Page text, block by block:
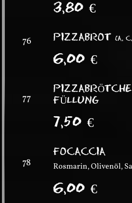
3,80€
76 PIZZABROT(A,
6,00€
77
FÜLLUNG
7,50€
78
FOCACCIA
Rosmarin, Olivenöl,
6,00€